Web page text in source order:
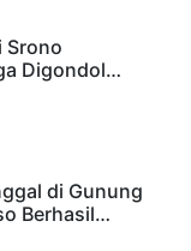
Srono
Digondol…
di Gunung
Berhasil…